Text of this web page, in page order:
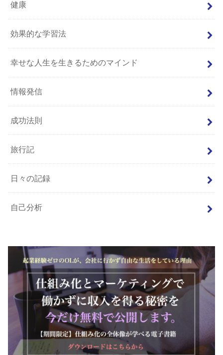
健康
効果的な学習法
幸せな人生を生きるためのマインド
情報発信
成功法則
旅行記
日々の記録
自己分析